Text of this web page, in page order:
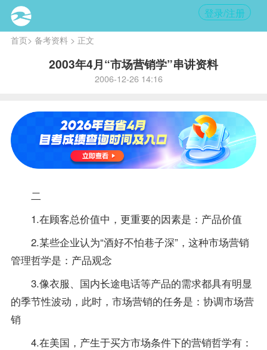
登录/注册
首页> 备考资料> 正文
2003年4月“市场营销学”串讲资料
2006-12-26 14:16
二
1.在顾客总价值中，更重要的因素是：产品价值
2.某些企业认为“酒好不怕巷子深”，这种市场营销
管理哲学是：产品观念
3.像衣服、国内长途电话等产品的需求都具有明显
的季节性波动，此时，市场营销的任务是：协调市场营
销
4.在美国，产生于买方市场条件下的营销哲学有：